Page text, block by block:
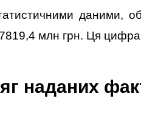
даними,
млн грн. Ця
наданих